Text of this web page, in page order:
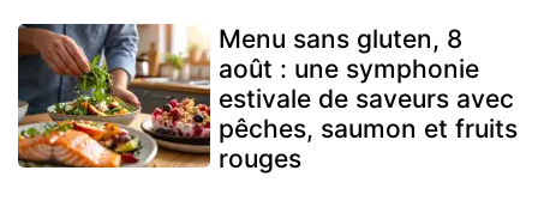
Menu sans gluten, 8
août : une symphonie
estivale de saveurs avec
pêches, saumon et fruits
rouges